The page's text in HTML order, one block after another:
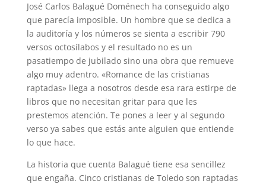
José Carlos Balagué Doménech ha conseguido algo
que parecía imposible. Un hombre que se dedica a
la auditoría y los números se sienta a escribir 790
versos octosílabos y el resultado no es un
pasatiempo de jubilado sino una obra que remueve
algo muy adentro. «Romance de las cristianas
raptadas» llega a nosotros desde esa rara estirpe de
libros que no necesitan gritar para que les
prestemos atención. Te pones a leer y al segundo
verso ya sabes que estás ante alguien que entiende
lo que hace.
La historia que cuenta Balagué tiene esa sencillez
que engaña. Cinco cristianas de Toledo son raptadas